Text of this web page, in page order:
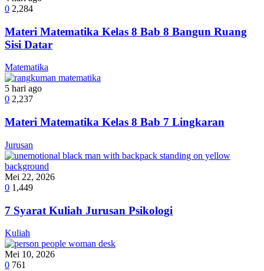
0 2,284
Materi Matematika Kelas 8 Bab 8 Bangun Ruang
Sisi Datar
Matematika
5 hari ago
0 2,237
Materi Matematika Kelas 8 Bab 7 Lingkaran
Jurusan
Mei 22, 2026
0 1,449
7 Syarat Kuliah Jurusan Psikologi
Kuliah
Mei 10, 2026
0 761